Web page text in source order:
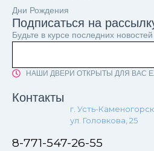
Дни Рождения
Подписаться на
Будьте в курсе последних
НАШИ ДВЕРИ ОТКРЫТЫ ДЛЯ ВАС
Контакты
г. Усть-Каменогорск
ул. Головкова, 25
8-771-547-26-55